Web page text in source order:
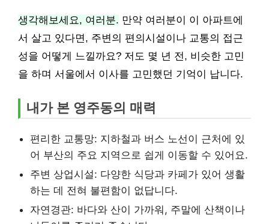
생각해보세요, 여러분. 만약 여러분이 이 아파트에
서 살고 있다면, 주변의 편의시설이나 교통의 접근
성을 어떻게 느낄까요? 저도 몇 년 전, 비슷한 고민
을 하며 서울에서 이사를 고민했던 기억이 납니다.
내가 본 영주동의 매력
편리한 교통망: 지하철과 버스 노선이 근처에 있
어 부산의 주요 지역으로 쉽게 이동할 수 있어요.
주변 상업시설: 다양한 식당과 카페가 있어 생활
하는 데 전혀 불편함이 없답니다.
자연경관: 바다와 산이 가까워, 주말에 산책이나